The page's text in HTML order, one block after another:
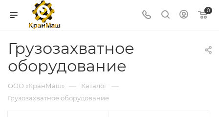
0
Грузозахватное
оборудование
ООО «КранМаш» — Каталог —
Грузозахватное оборудование